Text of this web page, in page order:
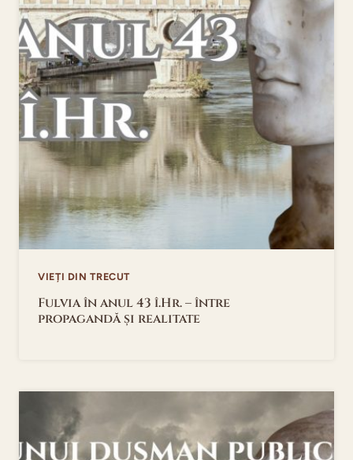
VIEȚI DIN TRECUT
Fulvia în anul 43 î.Hr. – între
propagandă și realitate